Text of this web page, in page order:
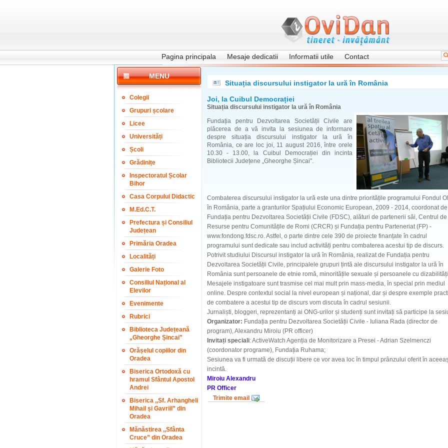
Pagina principala Mesaje dedicatii Informatii utile Contact
MENU
Colegii
Grupuri școlare
Licee
Universități
Școli
Grădinițe
Inspectoratul Școlar
Bihor
Casa Corpului Didactic
M.Ed.C.T.
Prefectura și Consiliul
Județean
Primăria Oradea
Localități
Galerie Foto
Consiliul Național al
Elevilor
Evenimente
Rubrici
Biblioteca Județeană
„Gheorghe Șincai”
Orășelul copiilor din
Oradea
Biserica Ortodoxă cu
hramul Sfântul Apostol
Andrei
Biserica ,,Sf. Arhangheli
Mihail și Gavriil” din
Oradea
Mănăstirea ,,Sfânta
Cruce” din Oradea
Situația discursului instigator la ură în România
Joi, la Cuibul Democrației
Situația discursului instigator la ură în România
Fundația pentru Dezvoltarea Societății Civile are
plăcerea de a vă invita la sesiunea de informare
despre situația discursului instigator la ură în
România, ce are loc joi, 11 august 2016, între orele
10.30 - 13.00, la Cuibul Democrației din incinta
Bibliotecii Județene „Gheorghe Șincai".
Combaterea discursului instigator la ură este una dintre prioritățile programului Fondul
în România, parte a granturilor Spațiului Economic European, 2009 - 2014, coordonat de
Fundația pentru Dezvoltarea Societății Civile (FDSC), alături de partenerii săi, Centrul de
Resurse pentru Comunitățile de Romi (CRCR) și Fundația pentru Parteneriat (FP) -
www.fondong.fdsc.ro. Astfel, o parte dintre cele 390 de proiecte finanțate în cadrul
programului sunt dedicate sau includ activități pentru combaterea acestui tip de discurs.
Potrivit studiului Discursul instigator la ură în România, realizat de Fundația pentru
Dezvoltarea Societății Civile, principalele grupuri țintă ale discursului instigator la ură în
România sunt persoanele de etnie romă, minoritățile sexuale și persoanele cu
Mesajele instigatoare sunt trasmise cel mai mult prin mass-media, în special prin mediul
online. Despre contextul social la nivel european și național, dar și despre exemple
de combatere a acestui tip de discurs vom discuta în cadrul sesiunii.
Jurnaliști, bloggeri, reprezentanți ai ONG-urilor și studenți sunt invitați să participe la
Organizator: Fundația pentru Dezvoltarea Societății Civile - Iuliana Rada (director de
program), Alexandru Miroiu (PR officer)
Invitați speciali: ActiveWatch Agenția de Monitorizare a Presei - Adrian Szelmenczi
(coordonator programe), Fundația Ruhama;
Sesiunea va fi urmată de discuții libere ce vor avea loc în timpul prânzului oferit în
incintă.
Miroiu Alexandru
PR Officer
Trimite email